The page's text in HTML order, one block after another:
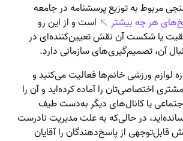
مربوط به توزیع پرسشنامه در جامعه
هر چه بیشتر
است و از این رو
یا شکست آن نقش تعیین‌کننده‌ای در
آن، تصمیم‌گیری‌های سازمانی دارد.
لوازم ورزشی خانم‌ها فعالیت می‌کنید و
اختصاصی‌تان را آماده کرده‌اید و آن را
یا کانال‌های دیگر به‌دست طیف
در حالی‌که به علت مدیریت نادرست
قابل‌توجهی از پاسخ‌دهندگان را آقایان